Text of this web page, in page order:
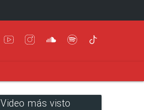
Video más visto